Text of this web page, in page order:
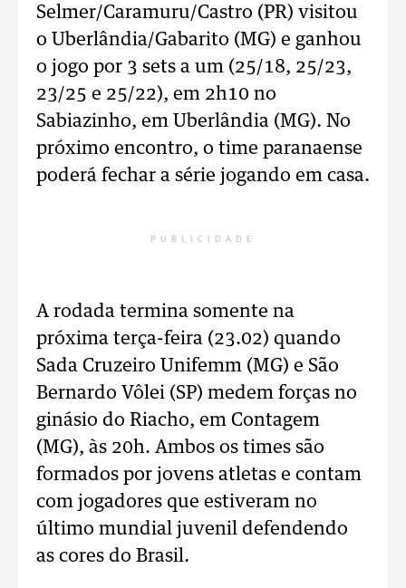
Selmer/Caramuru/Castro (PR) visitou
o Uberlândia/Gabarito (MG) e ganhou
o jogo por 3 sets a um (25/18, 25/23,
23/25 e 25/22), em 2h10 no
Sabiazinho, em Uberlândia (MG). No
próximo encontro, o time paranaense
poderá fechar a série jogando em casa.
PUBLICIDADE
A rodada termina somente na
próxima terça-feira (23.02) quando
Sada Cruzeiro Unifemm (MG) e São
Bernardo Vôlei (SP) medem forças no
ginásio do Riacho, em Contagem
(MG), às 20h. Ambos os times são
formados por jovens atletas e contam
com jogadores que estiveram no
último mundial juvenil defendendo
as cores do Brasil.